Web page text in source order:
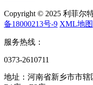
Copyright © 2025 利菲尔
备18000213号-9 XML地图
服务热线：
0373-2610711
地址：河南省新乡市市